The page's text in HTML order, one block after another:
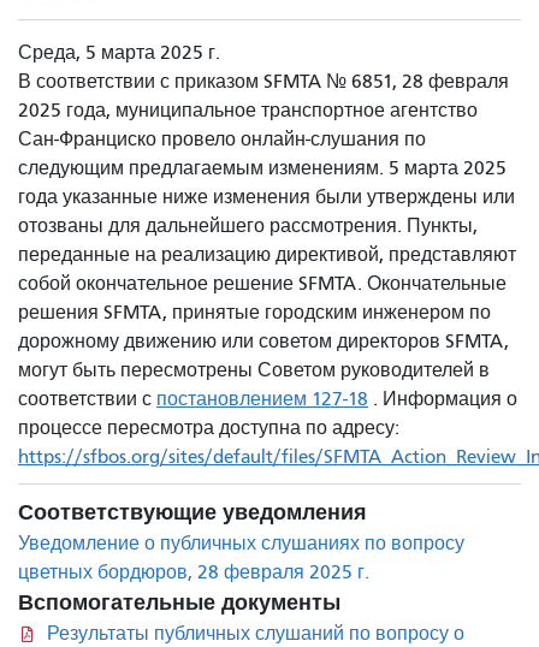
Среда, 5 марта 2025 г.
В соответствии с приказом SFMTA № 6851, 28 февраля
2025 года, муниципальное транспортное агентство
Сан-Франциско провело онлайн-слушания по
следующим предлагаемым изменениям. 5 марта 2025
года указанные ниже изменения были утверждены или
отозваны для дальнейшего рассмотрения. Пункты,
переданные на реализацию директивой, представляют
собой окончательное решение SFMTA. Окончательные
решения SFMTA, принятые городским инженером по
дорожному движению или советом директоров SFMTA,
могут быть пересмотрены Советом руководителей в
соответствии с постановлением 127-18 . Информация о
процессе пересмотра доступна по адресу:
https://sfbos.org/sites/default/files/
Соответствующие уведомления
Уведомление о публичных слушаниях по вопросу
цветных бордюров, 28 февраля 2025 г.
Вспомогательные документы
Результаты публичных слушаний по вопросу о